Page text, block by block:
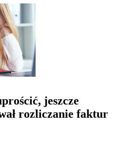
jeszcze
rozliczanie faktur